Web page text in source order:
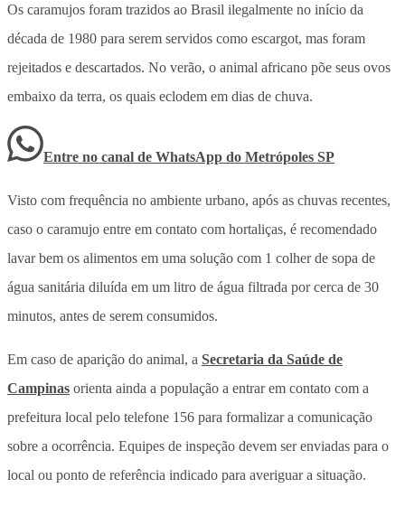
Os caramujos foram trazidos ao Brasil ilegalmente no início da
década de 1980 para serem servidos como escargot, mas foram
rejeitados e descartados. No verão, o animal africano põe seus ovos
embaixo da terra, os quais eclodem em dias de chuva.
Entre no canal de WhatsApp do Metrópoles SP
Visto com frequência no ambiente urbano, após as chuvas recentes,
caso o caramujo entre em contato com hortaliças, é recomendado
lavar bem os alimentos em uma solução com 1 colher de sopa de
água sanitária diluída em um litro de água filtrada por cerca de 30
minutos, antes de serem consumidos.
Em caso de aparição do animal, a Secretaria da Saúde de
Campinas orienta ainda a população a entrar em contato com a
prefeitura local pelo telefone 156 para formalizar a comunicação
sobre a ocorrência. Equipes de inspeção devem ser enviadas para o
local ou ponto de referência indicado para averiguar a situação.